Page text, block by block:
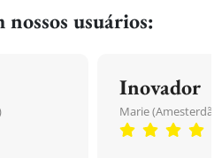
nossos usuários:
Inovador
Marie